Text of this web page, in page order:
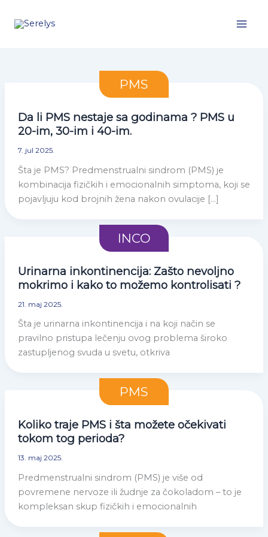
PMS
Da li PMS nestaje sa godinama ? PMS u
20-im, 30-im i 40-im.
7. jul 2025.
Šta je PMS? Predmenstrualni sindrom (PMS) je
kombinacija fizičkih i emocionalnih simptoma, koji se
pojavljuju kod brojnih žena nakon ovulacije […]
INCO
Urinarna inkontinencija: Zašto nevoljno
mokrimo i kako to možemo kontrolisati ?
21. maj 2025.
Šta je urinarna inkontinencija i na koji način se
pravilno pristupa lečenju ovog problema široko
zastupljenog svuda u svetu, otkriva
PMS
Koliko traje PMS i šta možete očekivati
tokom tog perioda?
13. maj 2025.
Predmenstrualni sindrom (PMS) je više od
povremene nervoze ili žudnje za čokoladom – to je
kompleksan skup fizičkih i emocionalnih